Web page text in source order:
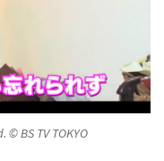
BS TV TOKYO